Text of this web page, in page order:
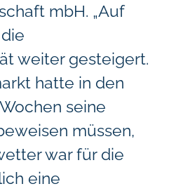
mbH. „Auf
weiter gesteigert.
hatte in den
seine
müssen,
war für die
eine